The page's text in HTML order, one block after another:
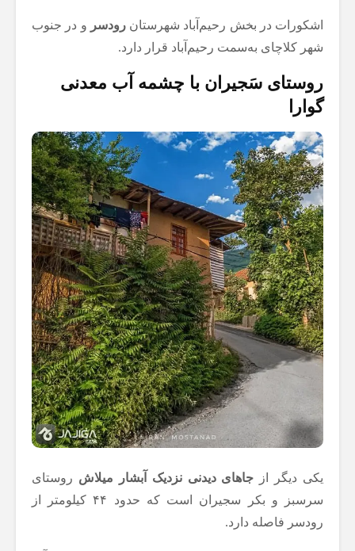
اشکورات در بخش رحیم‌آباد شهرستان رودسر و در جنوب
شهر کلاچای به‌سمت رحیم‌آباد قرار دارد.
روستای سَجیران با چشمه آب معدنی
گوارا
یکی دیگر از جاهای دیدنی نزدیک آبشار میلاش روستای
سرسبز و بکر سجیران است که حدود ۴۴ کیلومتر از
رودسر فاصله دارد.